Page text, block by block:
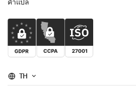
คำแปล
TH